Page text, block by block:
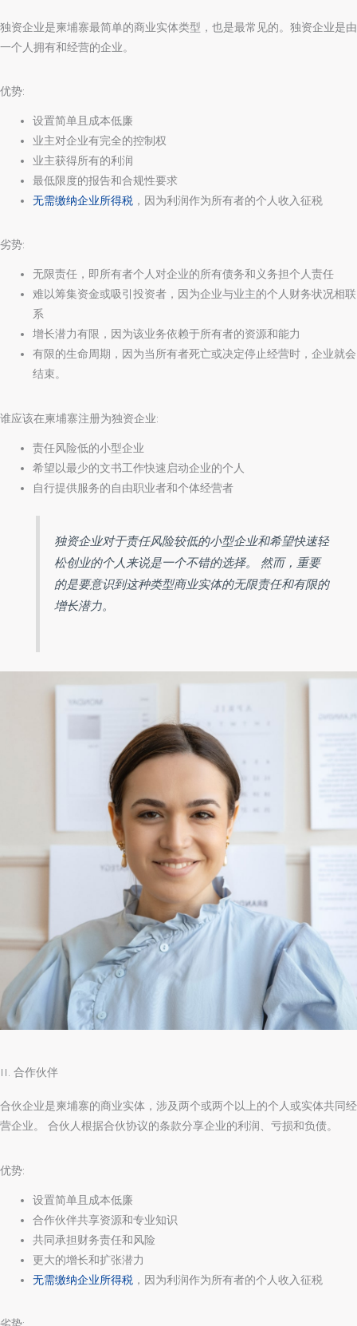
独资企业是柬埔寨最简单的商业实体类型，也是最常见的。独资企业是由
一个人拥有和经营的企业。
优势:
设置简单且成本低廉
业主对企业有完全的控制权
业主获得所有的利润
最低限度的报告和合规性要求
无需缴纳企业所得税 ，因为利润作为所有者的个人收入征税
劣势:
无限责任，即所有者个人对企业的所有债务和义务担个人责任
难以筹集资金或吸引投资者，因为企业与业主的个人财务状况相联
系
增长潜力有限，因为该业务依赖于所有者的资源和能力
有限的生命周期，因为当所有者死亡或决定停止经营时，企业就会
结束。
谁应该在柬埔寨注册为独资企业:
责任风险低的小型企业
希望以最少的文书工作快速启动企业的个人
自行提供服务的自由职业者和个体经营者
独资企业对于责任风险较低的小型企业和希望快速轻
松创业的个人来说是一个不错的选择。 然而，重要
的是要意识到这种类型商业实体的无限责任和有限的
增长潜力。
II. 合作伙伴
合伙企业是柬埔寨的商业实体，涉及两个或两个以上的个人或实体共同经
营企业。 合伙人根据合伙协议的条款分享企业的利润、亏损和负债。
优势:
设置简单且成本低廉
合作伙伴共享资源和专业知识
共同承担财务责任和风险
更大的增长和扩张潜力
无需缴纳企业所得税 ，因为利润作为所有者的个人收入征税